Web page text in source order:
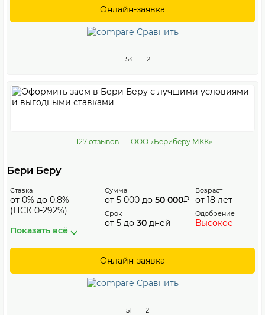
Онлайн-заявка
Сравнить
54 2
127 отзывов ООО «Бериберу МКК»
Бери Беру
Ставка
от 0% до 0.8%
(ПСК 0-292%)
Сумма
от 5 000 до 50 000₽
Срок
от 5 до 30 дней
Возраст
от 18 лет
Одобрение
Высокое
Показать всё
Онлайн-заявка
Сравнить
51 2